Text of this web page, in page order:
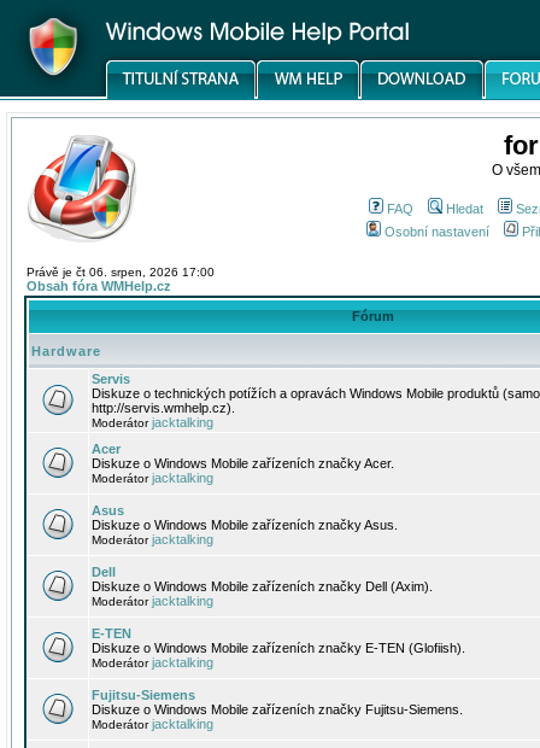
O
FAQ Hledat
Osobní nastavení
Právě je čt 06. srpen, 2026 17:00
Obsah fóra WMHelp.cz
Fórum
Hardware
Servis
Diskuze o technických potížích a opravách Windows Mobile produktů
http://servis.wmhelp.cz).
Moderátorjacktalking
Acer
Diskuze o Windows Mobile zařízeních značky Acer.
Moderátorjacktalking
Asus
Diskuze o Windows Mobile zařízeních značky Asus.
Moderátorjacktalking
Dell
Diskuze o Windows Mobile zařízeních značky Dell (Axim).
Moderátorjacktalking
E-TEN
Diskuze o Windows Mobile zařízeních značky E-TEN (Glofiish).
Moderátorjacktalking
Fujitsu-Siemens
Diskuze o Windows Mobile zařízeních značky Fujitsu-Siemens.
Moderátorjacktalking